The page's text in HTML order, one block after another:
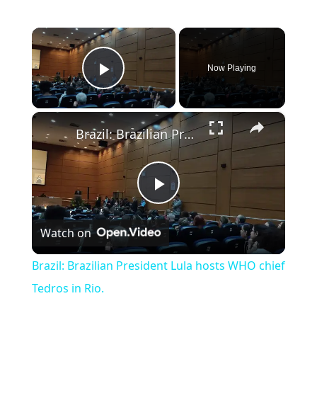
×
Play Video
Now Playing
×
Play Video
Brazil: Brazilian President Lula hosts WHO chief Tedros in Rio.
Watch on
Brazil: Brazilian President Lula hosts WHO chief
Tedros in Rio.